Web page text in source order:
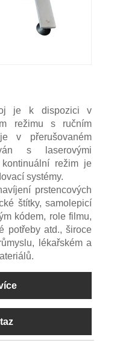
je k dispozici v
režimu s ručním
v přerušovaném
s laserovými
režim je
systémy.
prstencových
štítky, samolepicí
kódem, role filmu,
potřeby atd., široce
lékařském a